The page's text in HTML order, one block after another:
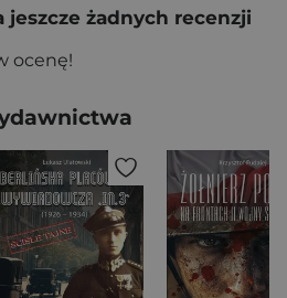
żadnych recenzji
ocenę!